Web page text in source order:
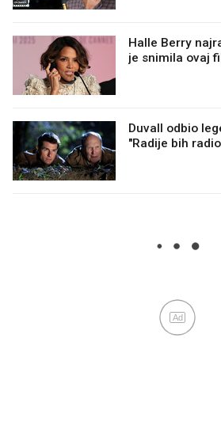
Halle Berry
je snimila ovaj
Duvall odbio
"Radije bih
Ad